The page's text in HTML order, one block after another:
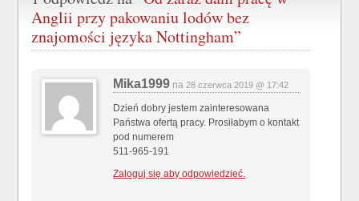
Anglii przy pakowaniu lodów bez
znajomości języka Nottingham”
Mika1999 na28 czerwca 2019 @ 17:42
Dzień dobry jestem zainteresowana
Państwa ofertą pracy. Prosiłabym o kontakt
pod numerem
511-965-191
Zaloguj się aby odpowiedzieć.